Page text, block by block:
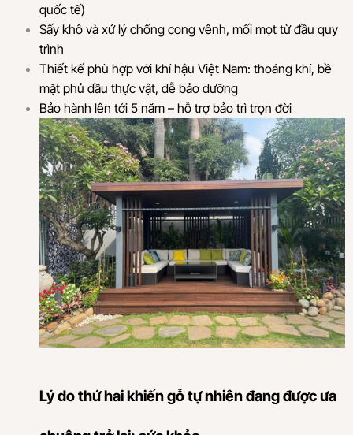
quốc tế)
Sấy khô và xử lý chống cong vênh, mối mọt từ đầu quy
trình
Thiết kế phù hợp với khí hậu Việt Nam: thoáng khí, bề
mặt phủ dầu thực vật, dễ bảo dưỡng
Bảo hành lên tới 5 năm – hỗ trợ bảo trì trọn đời
Lý do thứ hai khiến gỗ tự nhiên đang được ưa